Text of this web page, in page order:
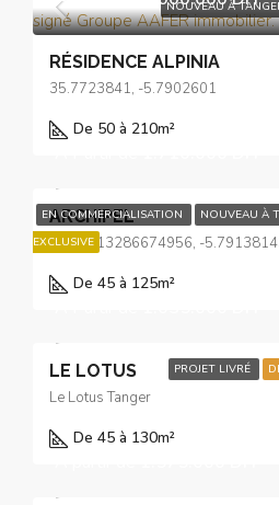
NOUVEAU À
RÉSIDENCE ALPINIA
35.7723841, -5.7902601
De 50 à 210m²
EN COMMERCIALISATION NOUVEAU À
EXCLUSIVE
ARCHIPEL
35.77413286674956, -
De 45 à 125m²
PROJET LIVRÉ
LE LOTUS
Le Lotus Tanger
De 45 à 130m²